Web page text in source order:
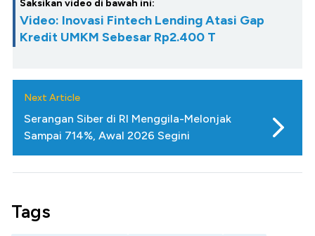
Saksikan video di bawah ini:
Video: Inovasi Fintech Lending Atasi Gap
Kredit UMKM Sebesar Rp2.400 T
Next Article
Serangan Siber di RI Menggila-Melonjak
Sampai 714%, Awal 2026 Segini
Tags